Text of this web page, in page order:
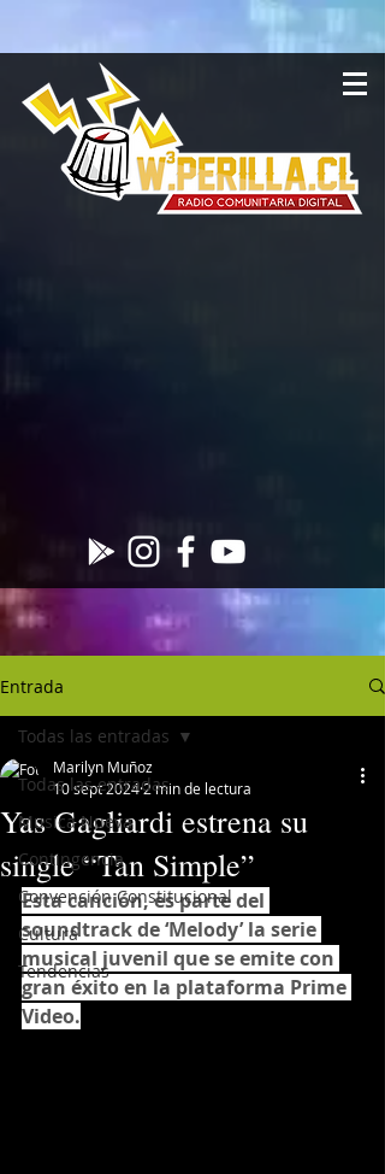
Entrada
Todas las entradas
Musica Nueva
Contingencia
Convención Constitucional
Cultura
Tendencias
Todas las entradas
Yas Gagliardi estrena su
single “Tan Simple”
Marilyn Muñoz
10 sept 20242 min de lectura
Esta canción, es parte del
soundtrack de ‘Melody’ la serie
musical juvenil que se emite con
gran éxito en la plataforma Prime
Video.